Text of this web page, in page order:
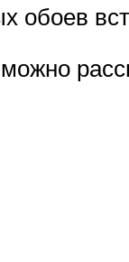
обоев